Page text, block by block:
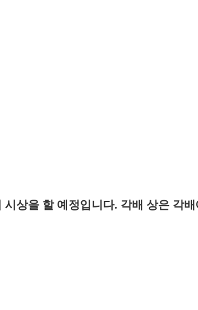
시상을 할 예정입니다. 각배 상은 각